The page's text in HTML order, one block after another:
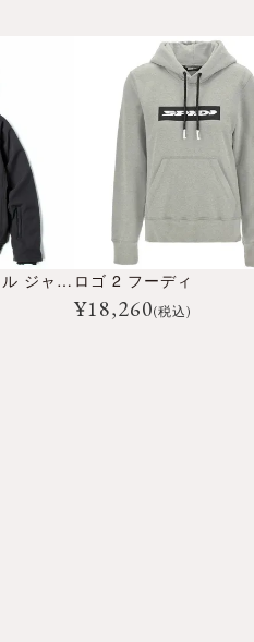
XTM 2in1 ソフトシェル ジャケット ロゴ 2 フーディ
¥18,260(税込)